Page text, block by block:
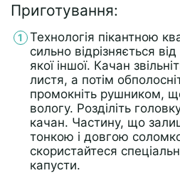
Приготування:
Технологія пікантною
сильно відрізняється
якої іншої. Качан
листя, а потім
промокніть рушником,
вологу. Розділіть
качан. Частину, що
тонкою і довгою
скористайтеся
капусти.